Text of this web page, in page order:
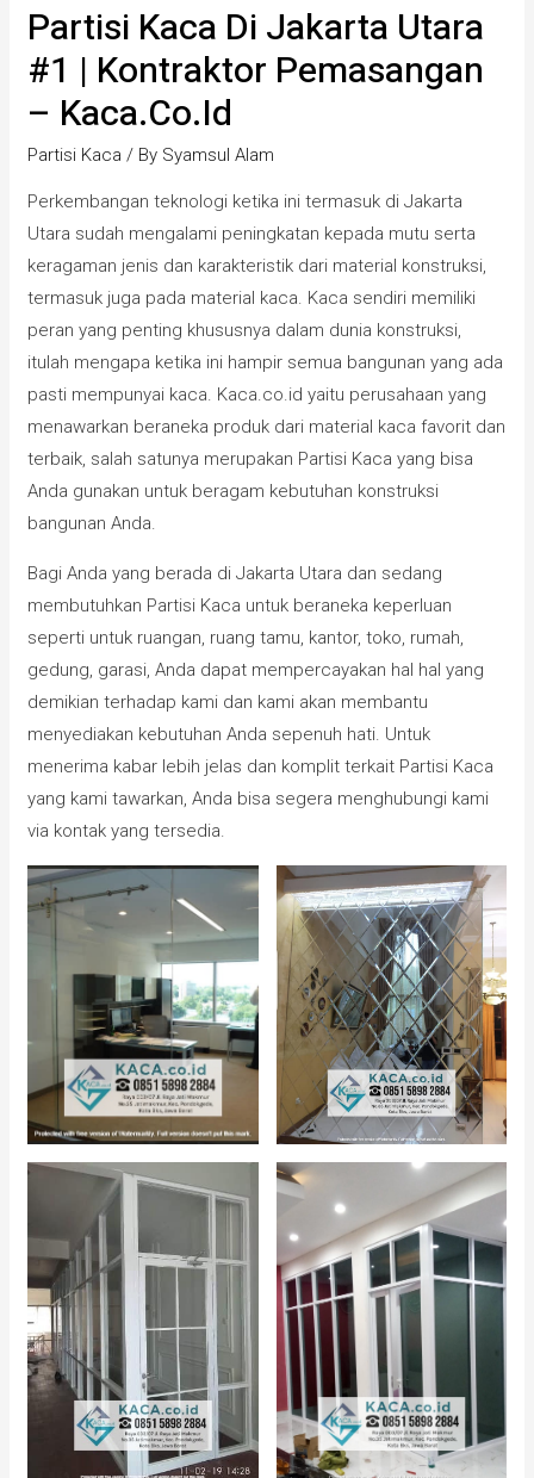
Partisi Kaca Di Jakarta Utara
#1 | Kontraktor Pemasangan
– Kaca.co.id
Partisi Kaca / By Syamsul Alam
Perkembangan teknologi ketika ini termasuk di Jakarta
Utara sudah mengalami peningkatan kepada mutu serta
keragaman jenis dan karakteristik dari material konstruksi,
termasuk juga pada material kaca. Kaca sendiri memiliki
peran yang penting khususnya dalam dunia konstruksi,
itulah mengapa ketika ini hampir semua bangunan yang ada
pasti mempunyai kaca. Kaca.co.id yaitu perusahaan yang
menawarkan beraneka produk dari material kaca favorit dan
terbaik, salah satunya merupakan Partisi Kaca yang bisa
Anda gunakan untuk beragam kebutuhan konstruksi
bangunan Anda.
Bagi Anda yang berada di Jakarta Utara dan sedang
membutuhkan Partisi Kaca untuk beraneka keperluan
seperti untuk ruangan, ruang tamu, kantor, toko, rumah,
gedung, garasi, Anda dapat mempercayakan hal hal yang
demikian terhadap kami dan kami akan membantu
menyediakan kebutuhan Anda sepenuh hati. Untuk
menerima kabar lebih jelas dan komplit terkait Partisi Kaca
yang kami tawarkan, Anda bisa segera menghubungi kami
via kontak yang tersedia.